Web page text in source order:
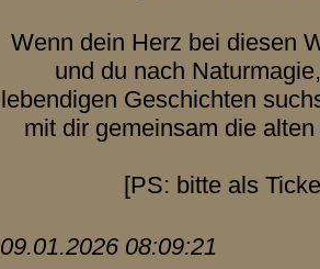
Wenn dein Herz bei diesen
und du nach
lebendigen Geschichten
mit dir gemeinsam die
[PS: bitte als
09.01.2026 08:09:21